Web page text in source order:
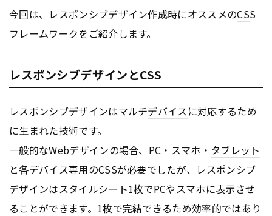
今回は、レスポンシブデザイン作成時にオススメのCSS
フレームワークをご紹介します。
レスポンシブデザインとCSS
レスポンシブデザインはマルチデバイスに対応するため
に生まれた技術です。
一般的なWebデザインの場合、PC・スマホ・ タブレット
と各デバイス専用のCSSが必要でしたが、レスポンシブ
デザインはスタイルシート1枚でPCやスマホに表示させ
ることができます。1枚で完結できるため効率的ではあり